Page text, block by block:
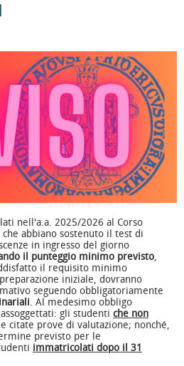
nell'a.a. 2025/2026 al Corso
che abbiano sostenuto il test di
in ingresso del giorno
il punteggio minimo previsto,
il requisito minimo
iniziale, dovranno
seguendo obbligatoriamente
. Al medesimo obbligo
gli studenti che non
citate prove di valutazione; nonché,
previsto per le
immatricolati dopo il 31